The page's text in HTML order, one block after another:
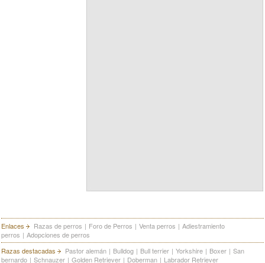
Enlaces Razas de perros | Foro de Perros | Venta perros | Adiestramiento
perros | Adopciones de perros
Razas destacadas
Pastor alemán | Bulldog | Bull terrier | Yorkshire | Boxer | San
bernardo | Schnauzer | Golden Retriever | Doberman | Labrador Retriever